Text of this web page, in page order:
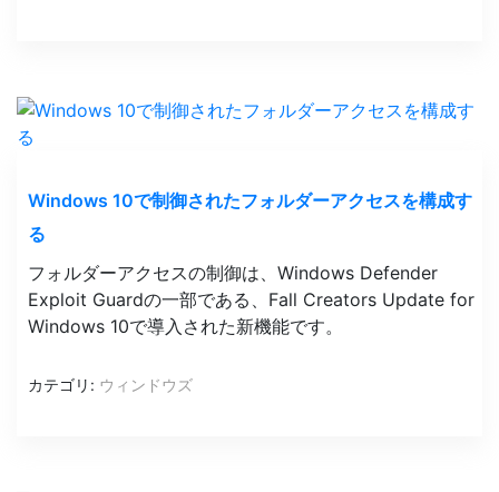
Windows 10で制御されたフォルダーアクセスを構成す
る
フォルダーアクセスの制御は、Windows Defender
Exploit Guardの一部である、Fall Creators Update for
Windows 10で導入された新機能です。
カテゴリ: ウィンドウズ